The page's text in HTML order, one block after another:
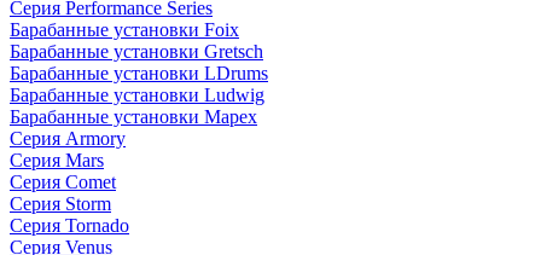
Серия Performance Series
Барабанные установки Foix
Барабанные установки Gretsch
Барабанные установки LDrums
Барабанные установки Ludwig
Барабанные установки Mapex
Серия Armory
Серия Mars
Серия Comet
Серия Storm
Серия Tornado
Серия Venus